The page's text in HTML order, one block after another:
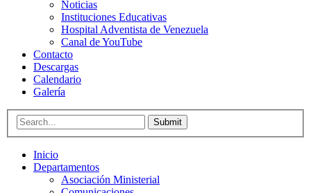
Noticias
Instituciones Educativas
Hospital Adventista de Venezuela
Canal de YouTube
Contacto
Descargas
Calendario
Galería
Submit
Inicio
Departamentos
Asociación Ministerial